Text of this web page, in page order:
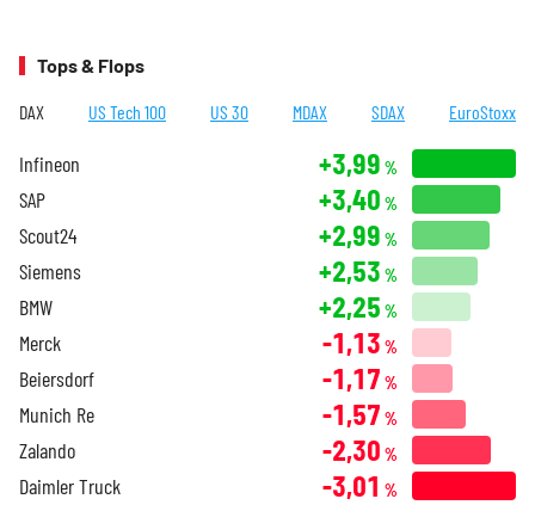
Tops & Flops
DAX US Tech 100 US 30 MDAX SDAX EuroStoxx
Infineon +3,99 %
SAP +3,40 %
Scout24 +2,99 %
Siemens +2,53 %
BMW +2,25 %
Merck -1,13 %
Beiersdorf -1,17 %
Munich Re -1,57 %
Zalando -2,30 %
Daimler Truck -3,01 %